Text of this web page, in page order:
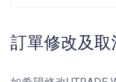
訂單修改及取